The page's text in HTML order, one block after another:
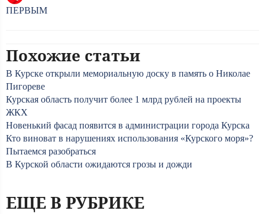
ПЕРВЫМ
Похожие статьи
В Курске открыли мемориальную доску в память о Николае
Пигореве
Курская область получит более 1 млрд рублей на проекты
ЖКХ
Новенький фасад появится в администрации города Курска
Кто виноват в нарушениях использования «Курского моря»?
Пытаемся разобраться
В Курской области ожидаются грозы и дожди
ЕЩЕ В РУБРИКЕ